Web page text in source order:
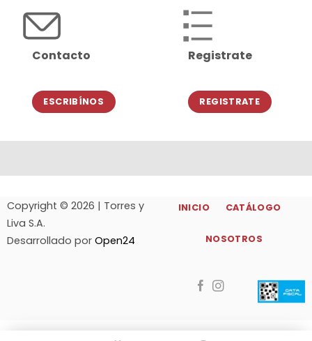
Contacto
ESCRIBÍNOS
Registrate
REGISTRATE
Copyright © 2026 | Torres y
Liva S.A.
Desarrollado por Open24
INICIO CATÁLOGO
NOSOTROS